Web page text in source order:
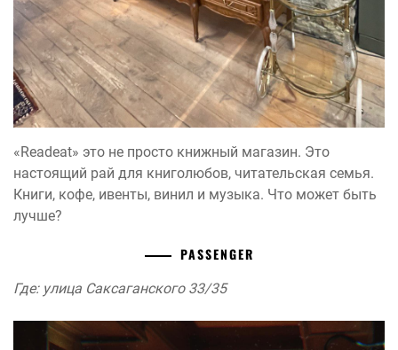
«Readeat» это не просто книжный магазин. Это
настоящий рай для книголюбов, читательская семья.
Книги, кофе, ивенты, винил и музыка. Что может быть
лучше?
PASSENGER
Где: улица Саксаганского 33/35